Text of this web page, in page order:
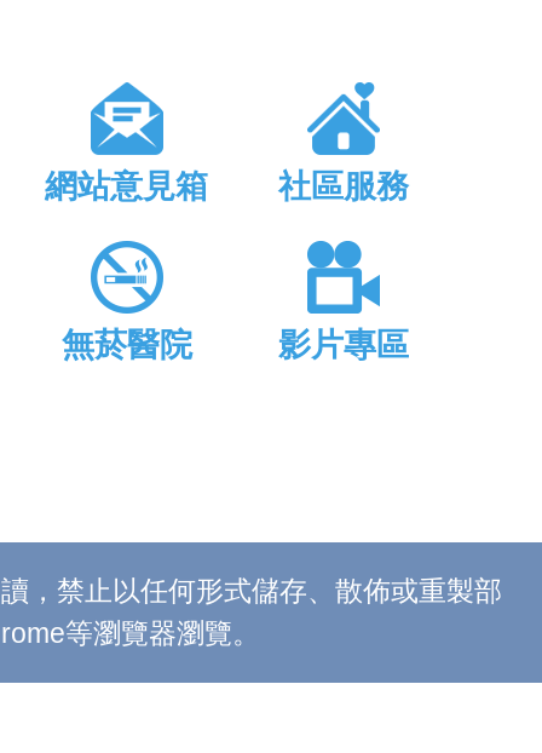
網站意見箱 社區服務
無菸醫院 影片專區
，禁止以任何形式儲存、散佈或重製部
等瀏覽器瀏覽。